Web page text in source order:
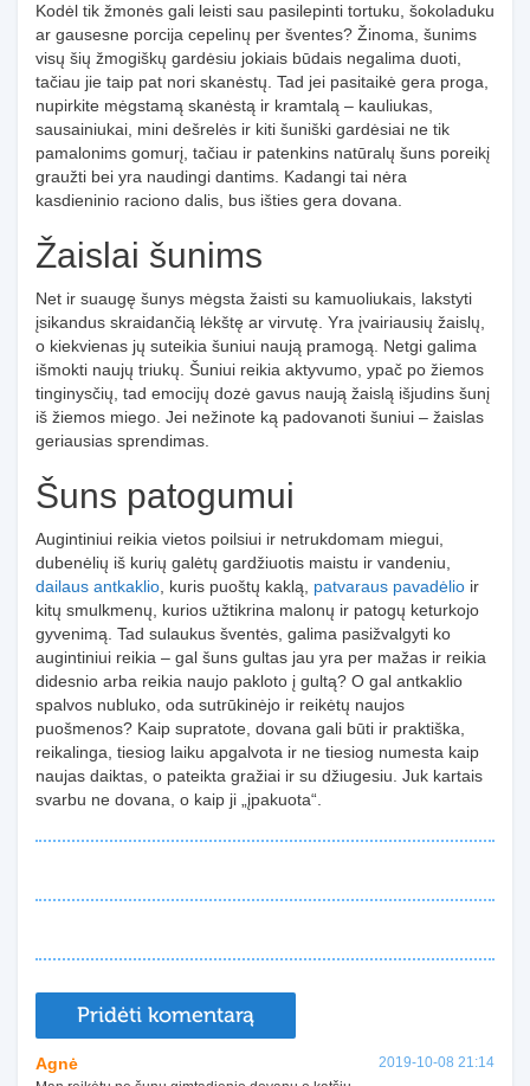
Kodėl tik žmonės gali leisti sau pasilepinti tortuku, šokoladuku
ar gausesne porcija cepelinų per šventes? Žinoma, šunims
visų šių žmogiškų gardėsiu jokiais būdais negalima duoti,
tačiau jie taip pat nori skanėstų. Tad jei pasitaikė gera proga,
nupirkite mėgstamą skanėstą ir kramtalą – kauliukas,
sausainiukai, mini dešrelės ir kiti šuniški gardėsiai ne tik
pamalonims gomurį, tačiau ir patenkins natūralų šuns poreikį
graužti bei yra naudingi dantims. Kadangi tai nėra
kasdieninio raciono dalis, bus išties gera dovana.
Žaislai šunims
Net ir suaugę šunys mėgsta žaisti su kamuoliukais, lakstyti
įsikandus skraidančią lėkštę ar virvutę. Yra įvairiausių žaislų,
o kiekvienas jų suteikia šuniui naują pramogą. Netgi galima
išmokti naujų triukų. Šuniui reikia aktyvumo, ypač po žiemos
tinginysčių, tad emocijų dozė gavus naują žaislą išjudins šunį
iš žiemos miego. Jei nežinote ką padovanoti šuniui – žaislas
geriausias sprendimas.
Šuns patogumui
Augintiniui reikia vietos poilsiui ir netrukdomam miegui,
dubenėlių iš kurių galėtų gardžiuotis maistu ir vandeniu,
dailaus antkaklio, kuris puoštų kaklą, patvaraus pavadėlio ir
kitų smulkmenų, kurios užtikrina malonų ir patogų keturkojo
gyvenimą. Tad sulaukus šventės, galima pasižvalgyti ko
augintiniui reikia – gal šuns gultas jau yra per mažas ir reikia
didesnio arba reikia naujo pakloto į gultą? O gal antkaklio
spalvos nubluko, oda sutrūkinėjo ir reikėtų naujos
puošmenos? Kaip supratote, dovana gali būti ir praktiška,
reikalinga, tiesiog laiku apgalvota ir ne tiesiog numesta kaip
naujas daiktas, o pateikta gražiai ir su džiugesiu. Juk kartais
svarbu ne dovana, o kaip ji „įpakuota“.
Pridėti komentarą
2019-10-08 21:14
Agnė